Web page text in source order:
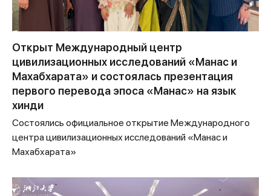
Открыт Международный центр
цивилизационных исследований «Манас и
Махабхарата» и состоялась презентация
первого перевода эпоса «Манас» на язык
хинди
Состоялись официальное открытие Международного
центра цивилизационных исследований «Манас и
Махабхарата»